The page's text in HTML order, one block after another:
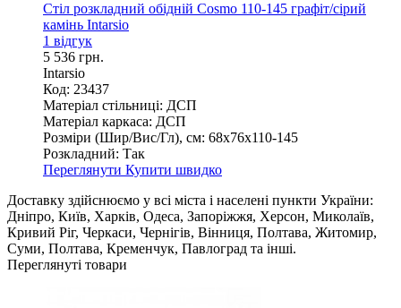
Стіл розкладний обідній Cosmo 110-145 графіт/сірий
камінь Intarsio
1 відгук
5 536 грн.
Intarsio
Код: 23437
Матеріал стільниці: ДСП
Матеріал каркаса: ДСП
Розміри (Шир/Вис/Гл), см: 68х76х110-145
Розкладний: Так
Переглянути Купити швидко
Доставку здійснюємо у всі міста і населені пункти України:
Дніпро, Київ, Харків, Одеса, Запоріжжя, Херсон, Миколаїв,
Кривий Ріг, Черкаси, Чернігів, Вінниця, Полтава, Житомир,
Суми, Полтава, Кременчук, Павлоград та інші.
Переглянуті товари